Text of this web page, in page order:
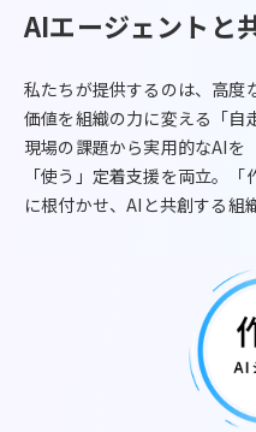
AIエージェントと
私たちが提供するのは、高度
価値を組織の力に変える「自
現場の課題から実用的なAIを
「使う」定着支援を両立。
に根付かせ、AIと共創する組